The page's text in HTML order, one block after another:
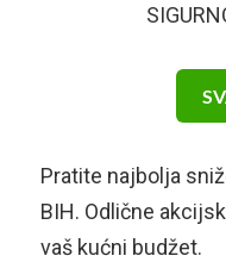
Pratite najbolja
BIH. Odlične
vaš kućni budžet.